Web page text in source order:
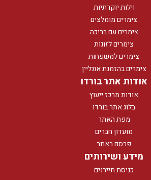
וילות יוקרתיות
צימרים מומלצים
צימרים עם בריכה
צימרים לזוגות
צימרים למשפחות
צימרים בהזמנת אונליין
אודות אתר בורדו
אודות מרכז ייעוץ
בלוג אתר בורדו
מפת האתר
מועדון חברים
פרסם באתר
מידע ושירותים
כניסת תיירנים